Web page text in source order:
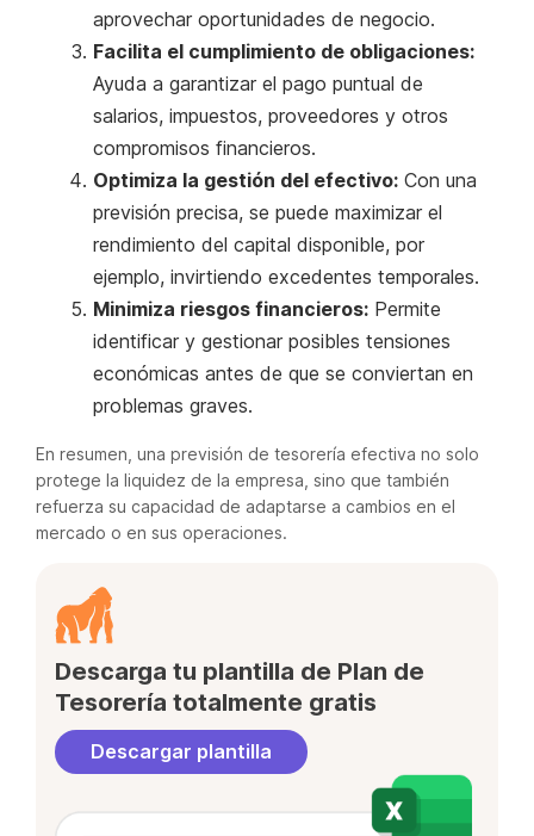
aprovechar oportunidades de negocio.
Facilita el cumplimiento de obligaciones:
Ayuda a garantizar el pago puntual de
salarios, impuestos, proveedores y otros
compromisos financieros.
Optimiza la gestión del efectivo: Con una
previsión precisa, se puede maximizar el
rendimiento del capital disponible, por
ejemplo, invirtiendo excedentes temporales.
Minimiza riesgos financieros: Permite
identificar y gestionar posibles tensiones
económicas antes de que se conviertan en
problemas graves.
En resumen, una previsión de tesorería efectiva no solo
protege la liquidez de la empresa, sino que también
refuerza su capacidad de adaptarse a cambios en el
mercado o en sus operaciones.
Descarga tu plantilla de Plan de
Tesorería totalmente gratis
Descargar plantilla